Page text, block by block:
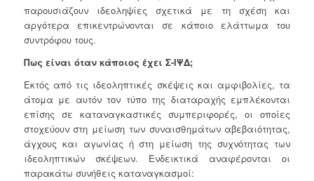
παρουσιάζουν ιδεοληψίες σχετικά με τη σχέση και
αργότερα επικεντρώνονται σε κάποιο ελάττωμα του
συντρόφου τους.
Πως είναι όταν κάποιος έχει Σ-ΙΨΔ;
Εκτός από τις ιδεοληπτικές σκέψεις και αμφιβολίες, τα
άτομα με αυτόν τον τύπο της διαταραχής εμπλέκονται
επίσης σε καταναγκαστικές συμπεριφορές, οι οποίες
στοχεύουν στη μείωση των συναισθημάτων αβεβαιότητας,
άγχους και αγωνίας ή στη μείωση της συχνότητας των
ιδεοληπτικών σκέψεων. Ενδεικτικά αναφέρονται οι
παρακάτω συνήθεις καταναγκασμοί: